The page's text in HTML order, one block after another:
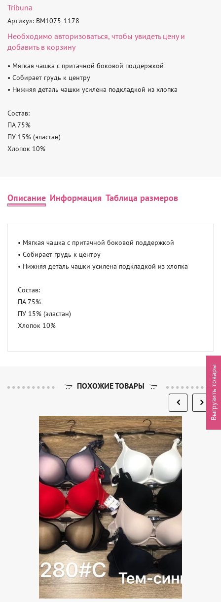
Tribuna
Артикул: BM1075-1178
Необходимо авторизоваться, чтобы увидеть цену и
добавить в корзину
• Мягкая чашка с притачной боковой поддержкой
• Собирает грудь к центру
• Нижняя деталь чашки усилена подкладкой из хлопка
Состав:
ПА 75%
ПУ 15% (эластан)
Хлопок 10%
Описание Информация Таблица размеров
• Мягкая чашка с притачной боковой поддержкой
• Собирает грудь к центру
• Нижняя деталь чашки усилена подкладкой из хлопка
Состав:
ПА 75%
ПУ 15% (эластан)
Хлопок 10%
ПОХОЖИЕ ТОВАРЫ Выгрузить товары